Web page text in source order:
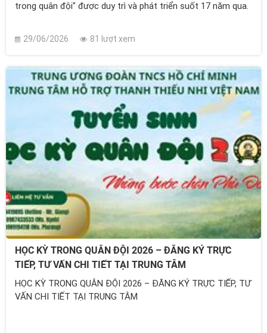
trong quân đội" được duy trì và phát triển suốt 17 năm qua.
29/06/2026 81 lượt xem
HỌC KỲ TRONG QUÂN ĐỘI 2026 – ĐĂNG KÝ TRỰC
TIẾP, TƯ VẤN CHI TIẾT TẠI TRUNG TÂM
HỌC KỲ TRONG QUÂN ĐỘI 2026 – ĐĂNG KÝ TRỰC TIẾP, TƯ
VẤN CHI TIẾT TẠI TRUNG TÂM